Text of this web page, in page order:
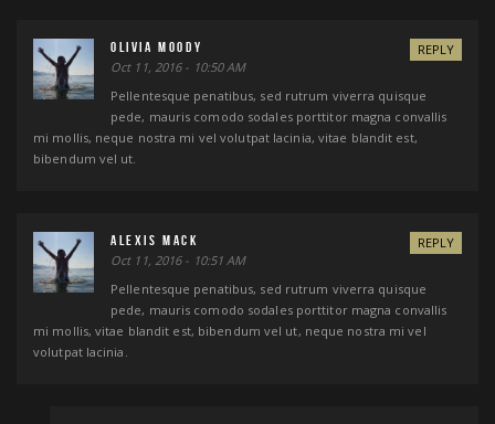
Olivia Moody
REPLY
Oct 11, 2016 - 10:50 AM
Pellentesque penatibus, sed rutrum viverra quisque
pede, mauris comodo sodales porttitor magna convallis
mi mollis, neque nostra mi vel volutpat lacinia, vitae blandit est,
bibendum vel ut.
Alexis Mack
REPLY
Oct 11, 2016 - 10:51 AM
Pellentesque penatibus, sed rutrum viverra quisque
pede, mauris comodo sodales porttitor magna convallis
mi mollis, vitae blandit est, bibendum vel ut, neque nostra mi vel
volutpat lacinia.